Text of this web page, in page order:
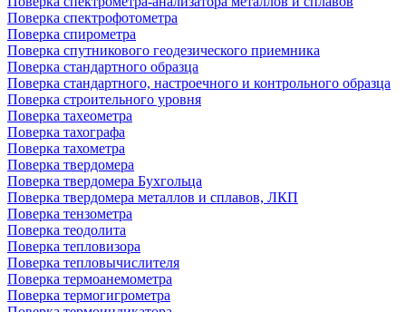
Поверка спектрофотометра
Поверка спирометра
Поверка спутникового геодезического приемника
Поверка стандартного образца
Поверка стандартного, настроечного и контрольного образца
Поверка строительного уровня
Поверка тахеометра
Поверка тахографа
Поверка тахометра
Поверка твердомера
Поверка твердомера Бухгольца
Поверка твердомера металлов и сплавов, ЛКП
Поверка тензометра
Поверка теодолита
Поверка тепловизора
Поверка тепловычислителя
Поверка термоанемометра
Поверка термогигрометра